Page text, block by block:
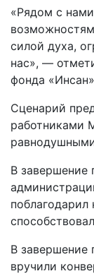
«Рядом с
силой духа,
нас», —
фонда
Сценарий
работниками
В завершение
поблагодарил
В
вручили